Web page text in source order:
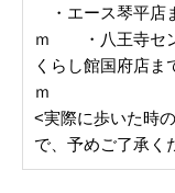
・エース琴平
ｍ ・八王寺セ
くらし館国府店
ｍ
<実際に歩いた時
で、予めご了承く